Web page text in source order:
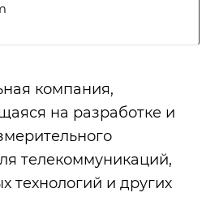
компания,
на разработке и
телекоммуникаций,
технологий и других